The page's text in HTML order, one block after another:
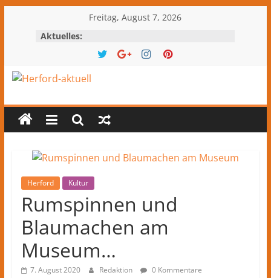
springen
Freitag, August 7, 2026
Aktuelles:
Herford-
aktuell
Nachrichten
Kultur
aus
Herford
und
dem
Kreis
Herford
Herford Kultur
Rumspinnen und
Blaumachen am
Museum…
7. August 2020 Redaktion 0 Kommentare